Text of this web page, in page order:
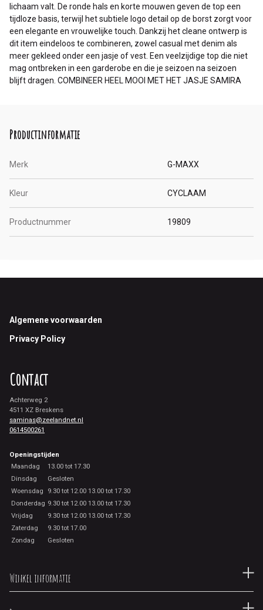
lichaam valt. De ronde hals en korte mouwen geven de top een
tijdloze basis, terwijl het subtiele logo detail op de borst zorgt voor
een elegante en vrouwelijke touch. Dankzij het cleane ontwerp is
dit item eindeloos te combineren, zowel casual met denim als
meer gekleed onder een jasje of vest. Een veelzijdige top die niet
mag ontbreken in een garderobe en die je seizoen na seizoen
blijft dragen. COMBINEER HEEL MOOI MET HET JASJE SAMIRA
Productinformatie
Merk G-MAXX
Kleur CYCLAAM
Productnummer 19809
Footer
Algemene voorwaarden
Privacy Policy
Contact
Achterweg 2
4511 XZ Breskens
saminas@zeelandnet.nl
0614500261
Openingstijden
Maandag
13.00 tot 17.30
Dinsdag
Gesloten
Woensdag
9.30 tot 12.00 13.00 tot 17.30
Donderdag 9.30 tot 12.00 13.00 tot 17.30
Vrijdag
9.30 tot 12.00 13.00 tot 17.30
Zaterdag
9.30 tot 17.00
Zondag
Gesloten
Winkel informatie